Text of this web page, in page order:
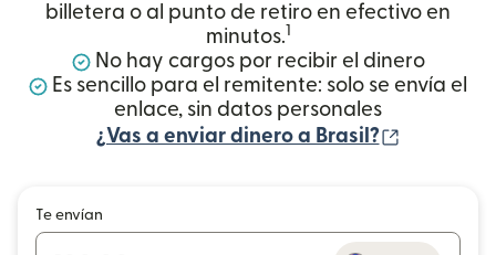
billetera o al punto de retiro en efectivo en
minutos.1
No hay cargos por recibir el dinero
Es sencillo para el remitente: solo se envía el
enlace, sin datos personales
¿Vas a enviar dinero a Brasil?
Te envían